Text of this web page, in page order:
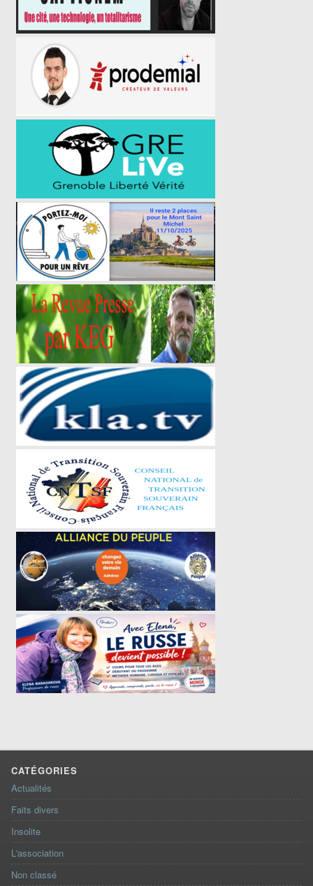
CATÉGORIES
Actualités
Faits divers
Insolite
L'association
Non classé